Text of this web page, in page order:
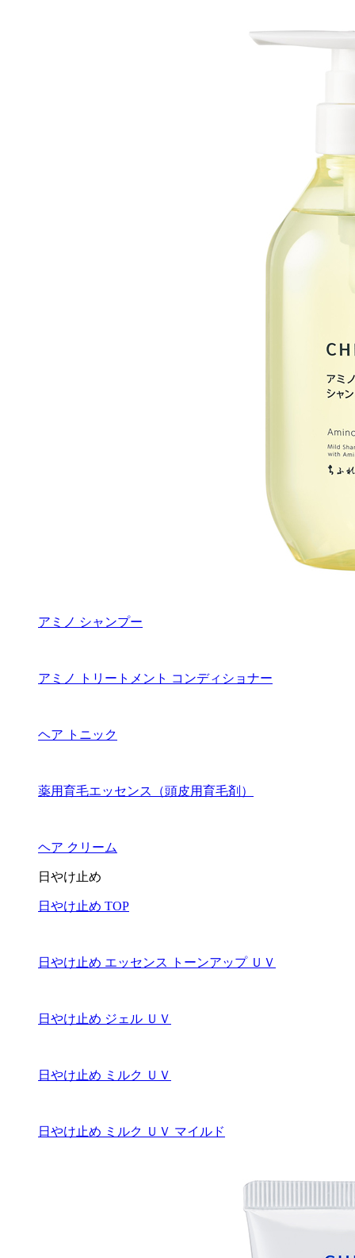
アミノ シャンプー
アミノ トリートメント コンディショナー
ヘア トニック
薬用育毛エッセンス（頭皮用育毛剤）
ヘア クリーム
日やけ止め
日やけ止め TOP
日やけ止め エッセンス トーンアップ ＵＶ
日やけ止め ジェル ＵＶ
日やけ止め ミルク ＵＶ
日やけ止め ミルク ＵＶ マイルド